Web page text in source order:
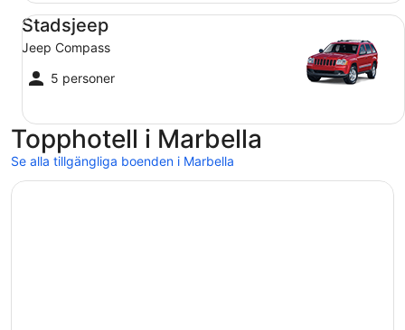
Stadsjeep
Jeep Compass
5 personer
Stadsjeep Jeep Compass
Topphotell i Marbella
Se alla tillgängliga boenden i Marbella
Öppnas i ett nytt fönster
Hard Rock Hotel Marbella – Puerto Banús